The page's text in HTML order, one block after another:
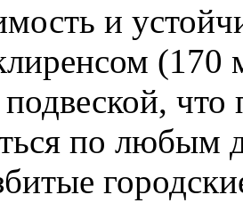
и
что
по любым